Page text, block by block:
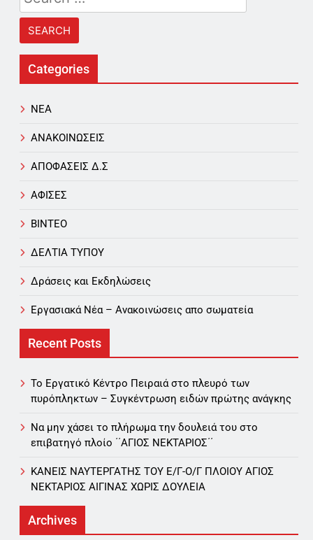
for:
Categories
NEA
ΑΝΑΚΟΙΝΩΣΕΙΣ
ΑΠΟΦΑΣΕΙΣ Δ.Σ
ΑΦΙΣΕΣ
ΒΙΝΤΕΟ
ΔΕΛΤΙΑ ΤΥΠΟΥ
Δράσεις και Εκδηλώσεις
Εργασιακά Νέα – Aνακοινώσεις απο σωματεία
Recent Posts
Το Εργατικό Κέντρο Πειραιά στο πλευρό των
πυρόπληκτων – Συγκέντρωση ειδών πρώτης ανάγκης
Να μην χάσει το πλήρωμα την δουλειά του στο
επιβατηγό πλοίο ΄΄ΑΓΙΟΣ ΝΕΚΤΑΡΙΟΣ΄΄
ΚΑΝΕΙΣ ΝΑΥΤΕΡΓΑΤΗΣ TOY Ε/Γ-Ο/Γ ΠΛΟΙΟY ΑΓΙΟΣ
ΝΕΚΤΑΡΙΟΣ ΑΙΓΙΝΑΣ ΧΩΡΙΣ ΔΟΥΛΕΙΑ
Archives